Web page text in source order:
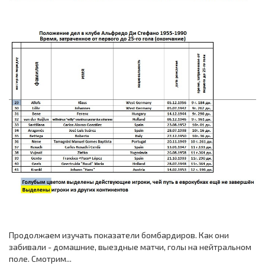
Продолжаем изучать показатели бомбардиров. Как они
забивали - домашние, выездные матчи, голы на нейтральном
поле. Смотрим...